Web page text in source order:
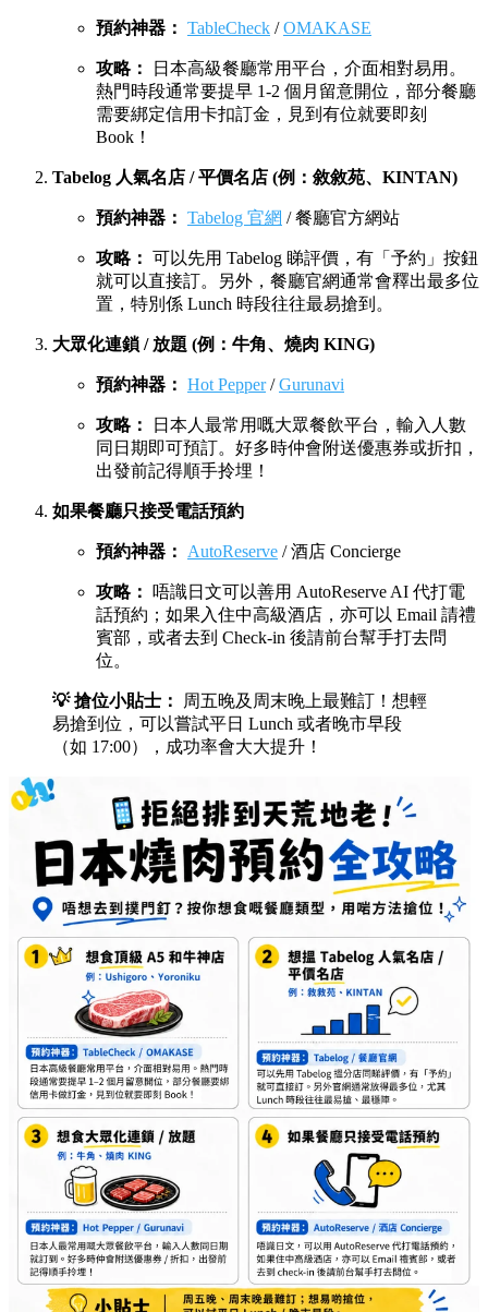
預約神器： TableCheck /OMAKASE
攻略：
日本高級餐廳常用平台，介面相對易用。
熱門時段通常要提早 1-2 個月留意開位，部分餐廳
需要綁定信用卡扣訂金，見到有位就要即刻
Book！
Tabelog 人氣名店 / 平價名店 (例：敘敘苑、KINTAN)
預約神器： Tabelog 官網 / 餐廳官方網站
攻略： 可以先用 Tabelog 睇評價，有「予約」按鈕
就可以直接訂。另外，餐廳官網通常會釋出最多位
置，特別係 Lunch 時段往往最易搶到。
大眾化連鎖 / 放題 (例：牛角、燒肉 KING)
預約神器： Hot Pepper/Gurunavi
攻略：
日本人最常用嘅大眾餐飲平台，輸入人數
同日期即可預訂。好多時仲會附送優惠券或折扣，
出發前記得順手拎埋！
如果餐廳只接受電話預約
預約神器： AutoReserve / 酒店 Concierge
攻略： 唔識日文可以善用 AutoReserve AI 代打電
話預約；如果入住中高級酒店，亦可以 Email 請禮
賓部，或者去到 Check-in 後請前台幫手打去問
位。
💡 搶位小貼士：
周五晚及周末晚上最難訂！想輕
易搶到位，可以嘗試平日 Lunch 或者晚市早段
（如 17:00），成功率會大大提升！